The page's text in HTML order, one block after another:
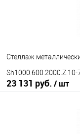
Стеллаж
Sh1000.600.2000.Z.10-
23 131 руб. / шт